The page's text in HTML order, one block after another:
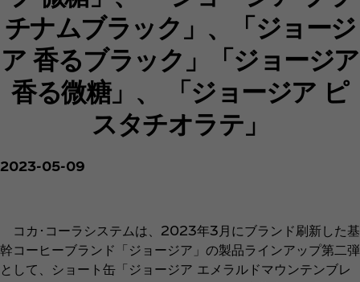
チナムブラック」、「ジョージ
ア 香るブラック」「ジョージア
香る微糖」、 「ジョージア ピ
スタチオラテ」
2023-05-09
コカ･コーラシステムは、2023年3月にブランド刷新した基
幹コーヒーブランド「ジョージア」の製品ラインアップ第二弾
として、ショート缶「ジョージア エメラルドマウンテンブレ